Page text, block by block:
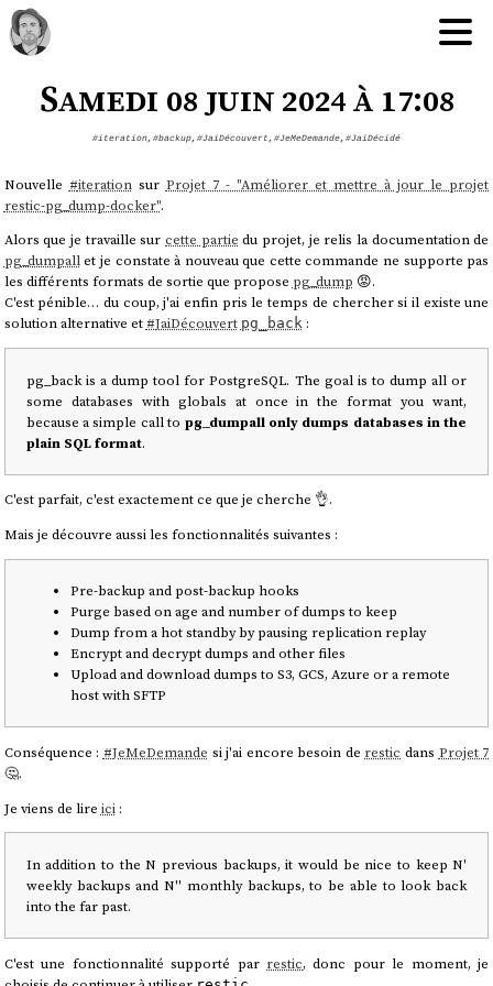
Samedi 08 juin 2024 à 17:08
#iteration, #backup, #JaiDécouvert, #JeMeDemande, #JaiDécidé
Nouvelle #iterationsur Projet 7 - "Améliorer et mettre à jour le projet
restic-pg_dump-docker".
Alors que je travaille surcette partie du projet, je relis la documentation de
pg_dumpallet je constate à nouveau que cette commande ne supporte pas
les différents formats de sortie que propose pg_dump 😡.
C'est pénible… du coup, j'ai enfin pris le temps de chercher si il existe une
solution alternative et #JaiDécouvert pg_back:
pg_back is a dump tool for PostgreSQL. The goal is to dump all or
some databases with globals at once in the format you want,
because a simple call to pg_dumpall only dumps databases in the
plain SQL format.
C'est parfait, c'est exactement ce que je cherche 👌.
Mais je découvre aussi les fonctionnalités suivantes :
Pre-backup and post-backup hooks
Purge based on age and number of dumps to keep
Dump from a hot standby by pausing replication replay
Encrypt and decrypt dumps and other files
Upload and download dumps to S3, GCS, Azure or a remote
host with SFTP
Conséquence : #JeMeDemande si j'ai encore besoin de restic dans Projet 7
🤔.
Je viens de lire ici:
In addition to the N previous backups, it would be nice to keep N'
weekly backups and N'' monthly backups, to be able to look back
into the far past.
C'est une fonctionnalité supporté par restic, donc pour le moment, je